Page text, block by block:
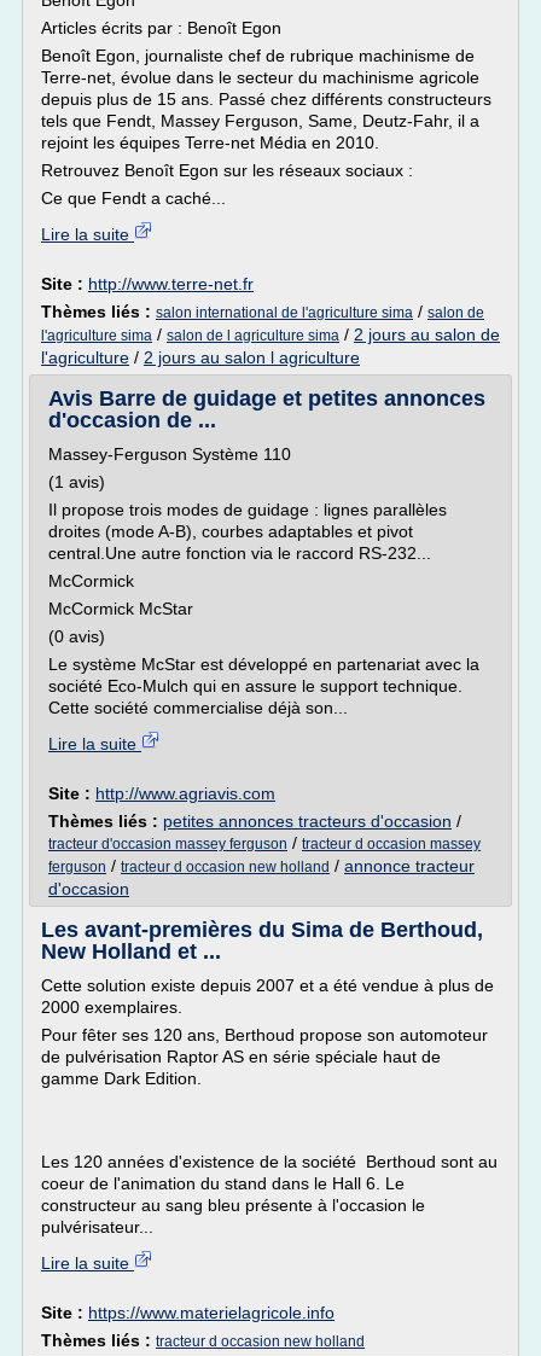
Articles écrits par : Benoît Egon
Benoît Egon, journaliste chef de rubrique machinisme de
Terre-net, évolue dans le secteur du machinisme agricole
depuis plus de 15 ans. Passé chez différents constructeurs
tels que Fendt, Massey Ferguson, Same, Deutz-Fahr, il a
rejoint les équipes Terre-net Média en 2010.
Retrouvez Benoît Egon sur les réseaux sociaux :
Ce que Fendt a caché...
Lire la suite
Site : http://www.terre-net.fr
Thèmes liés : salon international de l'agriculture sima / salon de
l'agriculture sima / salon de l agriculture sima / 2 jours au salon de
l'agriculture / 2 jours au salon l agriculture
Avis Barre de guidage et petites annonces
d'occasion de ...
Massey-Ferguson Système 110
(1 avis)
Il propose trois modes de guidage : lignes parallèles
droites (mode A-B), courbes adaptables et pivot
central.Une autre fonction via le raccord RS-232...
McCormick
McCormick McStar
(0 avis)
Le système McStar est développé en partenariat avec la
société Eco-Mulch qui en assure le support technique.
Cette société commercialise déjà son...
Lire la suite
Site : http://www.agriavis.com
Thèmes liés : petites annonces tracteurs d'occasion /
tracteur d'occasion massey ferguson / tracteur d occasion massey
ferguson / tracteur d occasion new holland / annonce tracteur
d'occasion
Les avant-premières du Sima de Berthoud,
New Holland et ...
Cette solution existe depuis 2007 et a été vendue à plus de
2000 exemplaires.
Pour fêter ses 120 ans, Berthoud propose son automoteur
de pulvérisation Raptor AS en série spéciale haut de
gamme Dark Edition.
Les 120 années d'existence de la société Berthoud sont au
coeur de l'animation du stand dans le Hall 6. Le
constructeur au sang bleu présente à l'occasion le
pulvérisateur...
Lire la suite
Site : https://www.materielagricole.info
Thèmes liés : tracteur d occasion new holland